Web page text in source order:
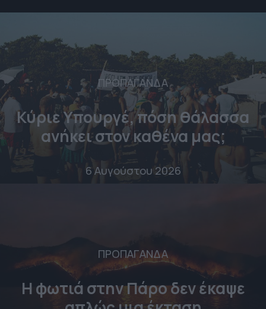
ΠΡΟΠΑΓΑΝΔΑ
Κύριε Υπουργέ, πόση θάλασσα
ανήκει στον καθένα μας;
6 Αυγούστου 2026
ΠΡΟΠΑΓΑΝΔΑ
Η φωτιά στην Πάρο δεν έκαψε